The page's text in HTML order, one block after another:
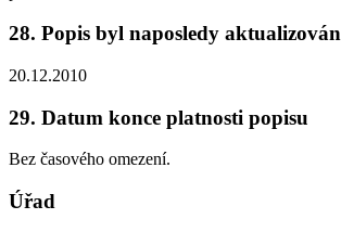
28. Popis byl naposledy aktualizován
20.12.2010
29. Datum konce platnosti popisu
Bez časového omezení.
Úřad